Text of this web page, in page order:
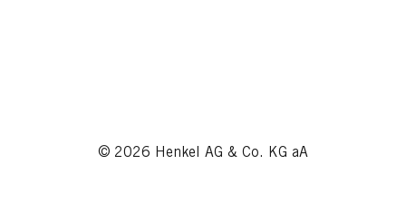
© 2026 Henkel AG & Co. KG aA